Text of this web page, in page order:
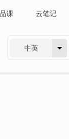
课 云笔记
中英